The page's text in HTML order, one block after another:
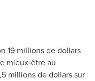
19 millions de dollars
mieux‑être au
millions de dollars sur